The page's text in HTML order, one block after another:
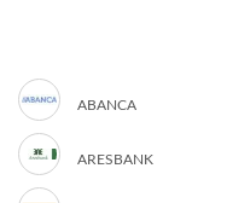
ABANCA
ARESBANK